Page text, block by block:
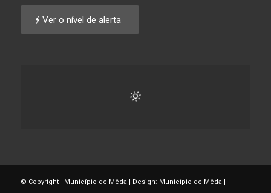
Ver o nível de alerta
© Copyright - Município de Mêda | Design: Município de Mêda |